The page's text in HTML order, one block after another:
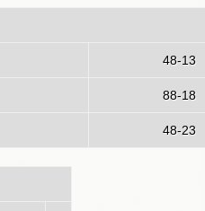
48-13
88-18
48-23